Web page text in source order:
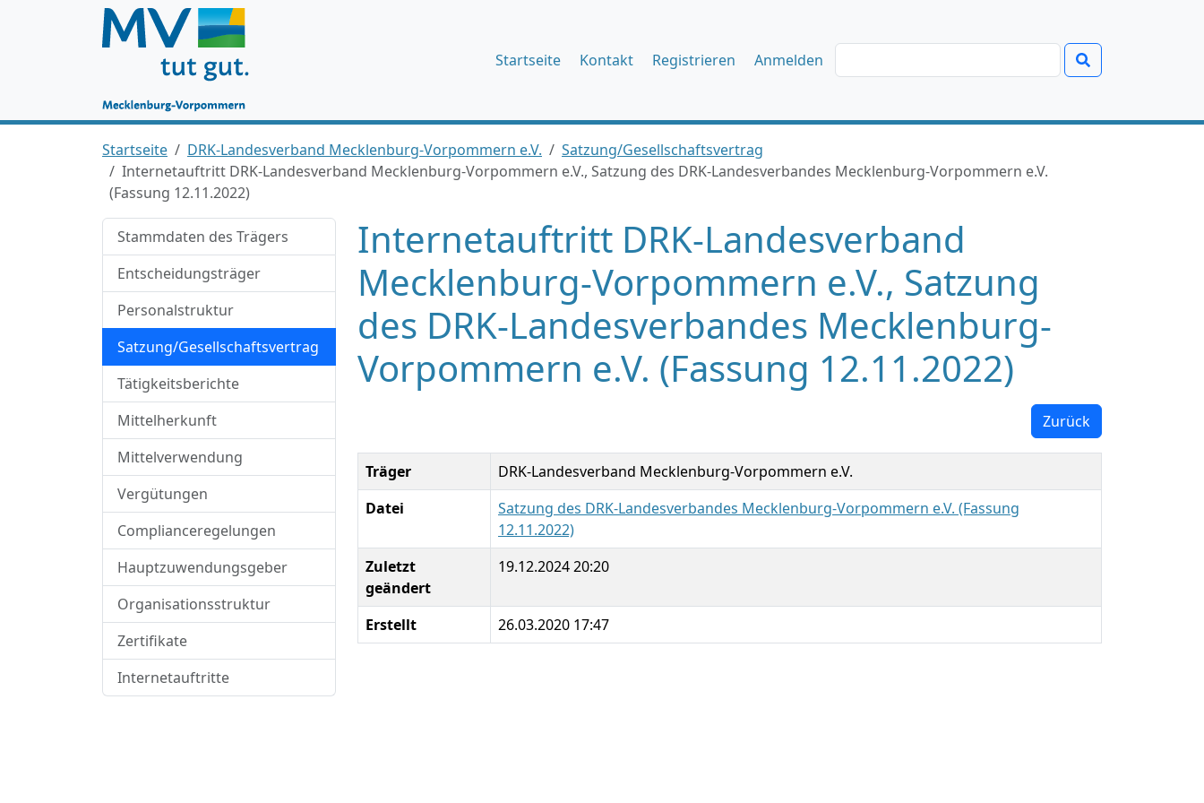
Startseite Kontakt Registrieren Anmelden
Startseite DRK-Landesverband Mecklenburg-Vorpommern e.V.
Satzung/Gesellschaftsvertrag
Internetauftritt DRK-Landesverband Mecklenburg-Vorpommern e.V., Satzung des DRK-Landesverbandes Mecklenburg-Vorpommern e.V.
(Fassung 12.11.2022)
Stammdaten des Trägers
Entscheidungsträger
Personalstruktur
Satzung/Gesellschaftsvertrag
Tätigkeitsberichte
Mittelherkunft
Mittelverwendung
Vergütungen
Complianceregelungen
Hauptzuwendungsgeber
Organisationsstruktur
Zertifikate
Internetauftritte
Internetauftritt DRK-Landesverband
Mecklenburg-Vorpommern e.V., Satzung
des DRK-Landesverbandes Mecklenburg-
Vorpommern e.V. (Fassung 12.11.2022)
Zurück
Träger
DRK-Landesverband Mecklenburg-Vorpommern e.V.
Datei
Satzung des DRK-Landesverbandes Mecklenburg-Vorpommern e.V. (Fassung
12.11.2022)
Zuletzt
geändert
19.12.2024 20:20
Erstellt 26.03.2020 17:47